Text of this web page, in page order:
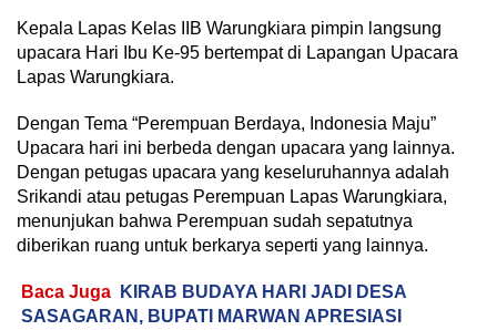
Kepala Lapas Kelas IIB Warungkiara pimpin langsung
upacara Hari Ibu Ke-95 bertempat di Lapangan Upacara
Lapas Warungkiara.
Dengan Tema “Perempuan Berdaya, Indonesia Maju”
Upacara hari ini berbeda dengan upacara yang lainnya.
Dengan petugas upacara yang keseluruhannya adalah
Srikandi atau petugas Perempuan Lapas Warungkiara,
menunjukan bahwa Perempuan sudah sepatutnya
diberikan ruang untuk berkarya seperti yang lainnya.
Baca Juga
KIRAB BUDAYA HARI JADI DESA
SASAGARAN, BUPATI MARWAN APRESIASI